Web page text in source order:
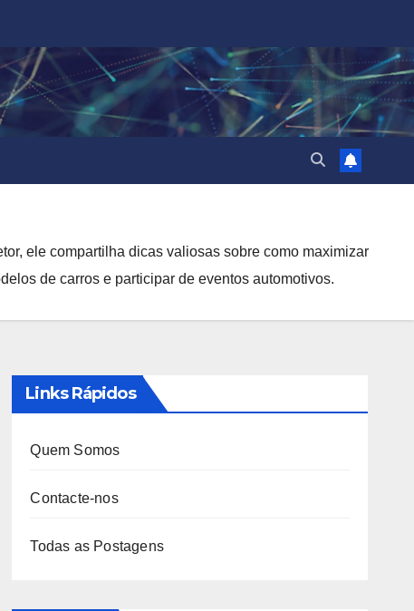
ele compartilha dicas valiosas sobre como maximizar
de carros e participar de eventos automotivos.
Links Rápidos
Quem Somos
Contacte-nos
Todas as Postagens